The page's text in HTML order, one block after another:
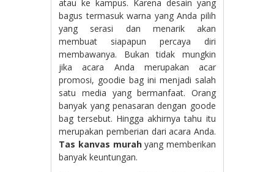
atau ke kampus. Karena desain yang
bagus termasuk warna yang Anda pilih
yang serasi dan menarik akan
membuat siapapun percaya diri
membawanya. Bukan tidak mungkin
jika acara Anda merupakan acar
promosi, goodie bag ini menjadi salah
satu media yang bermanfaat. Orang
banyak yang penasaran dengan goode
bag tersebut. Hingga akhirnya tahu itu
merupakan pemberian dari acara Anda.
Tas kanvas murahyang memberikan
banyak keuntungan.